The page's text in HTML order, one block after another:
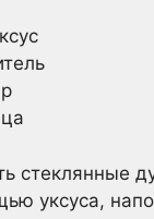
стеклянные
уксуса,